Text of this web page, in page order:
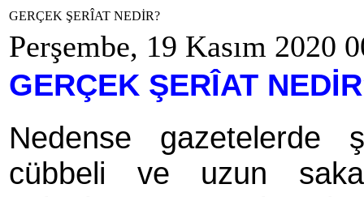
GERÇEK ŞERÎAT NEDİR?
Perşembe, 19 Kasım 2020
GERÇEK ŞERÎAT
Nedense gazetelerde
cübbeli ve uzun